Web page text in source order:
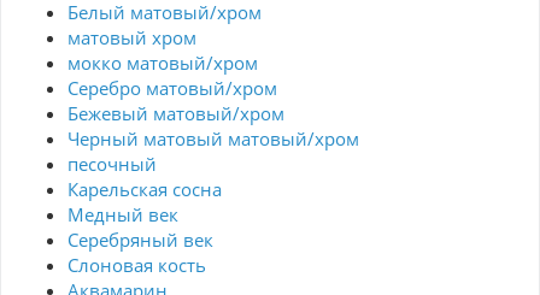
Белый матовый/хром
матовый хром
мокко матовый/хром
Серебро матовый/хром
Бежевый матовый/хром
Черный матовый матовый/хром
песочный
Карельская сосна
Медный век
Серебряный век
Cлоновая кость